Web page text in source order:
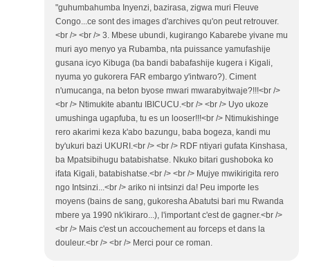
"guhumbahumba Inyenzi, bazirasa, zigwa muri Fleuve
Congo...ce sont des images d'archives qu'on peut retrouver.
<br /> <br /> 3. Mbese ubundi, kugirango Kabarebe yivane mu
muri ayo menyo ya Rubamba, nta puissance yamufashije
gusana icyo Kibuga (ba bandi babafashije kugera i Kigali,
nyuma yo gukorera FAR embargo y'intwaro?). Ciment
n'umucanga, na beton byose mwari mwarabyitwaje?!!!<br />
<br /> Ntimukite abantu IBICUCU.<br /> <br /> Uyo ukoze
umushinga ugapfuba, tu es un looser!!!<br /> Ntimukishinge
rero akarimi keza k'abo bazungu, baba bogeza, kandi mu
by'ukuri bazi UKURI.<br /> <br /> RDF ntiyari gufata Kinshasa,
ba Mpatsibihugu batabishatse. Nkuko bitari gushoboka ko
ifata Kigali, batabishatse.<br /> <br /> Mujye mwikirigita rero
ngo Intsinzi...<br /> ariko ni intsinzi da! Peu importe les
moyens (bains de sang, gukoresha Abatutsi bari mu Rwanda
mbere ya 1990 nk'ikiraro...), l'important c'est de gagner.<br />
<br /> Mais c'est un accouchement au forceps et dans la
douleur.<br /> <br /> Merci pour ce roman.